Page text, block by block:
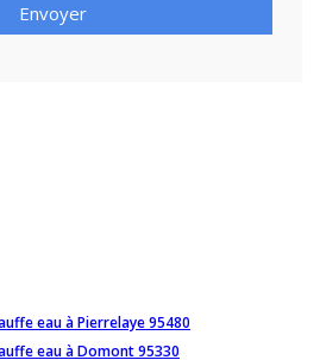
Envoyer
eau à Pierrelaye 95480
eau à Domont 95330